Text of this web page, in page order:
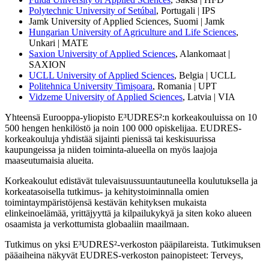
Polytechnic University of Setúbal, Portugali | IPS
Jamk University of Applied Sciences, Suomi | Jamk
Hungarian University of Agriculture and Life Sciences,
Unkari | MATE
Saxion University of Applied Sciences, Alankomaat |
SAXION
UCLL University of Applied Sciences, Belgia | UCLL
Politehnica University Timișoara, Romania | UPT
Vidzeme University of Applied Sciences, Latvia | VIA
Yhteensä Eurooppa-yliopisto E³UDRES²:n korkeakouluissa on 10
500 hengen henkilöstö ja noin 100 000 opiskelijaa. EUDRES-
korkeakouluja yhdistää sijainti pienissä tai keskisuurissa
kaupungeissa ja niiden toiminta-alueella on myös laajoja
maaseutumaisia alueita.
Korkeakoulut edistävät tulevaisuussuuntautuneella koulutuksella ja
korkeatasoisella tutkimus- ja kehitystoiminnalla omien
toimintaympäristöjensä kestävän kehityksen mukaista
elinkeinoelämää, yrittäjyyttä ja kilpailukykyä ja siten koko alueen
osaamista ja verkottumista globaaliin maailmaan.
Tutkimus on yksi E³UDRES²-verkoston pääpilareista. Tutkimuksen
pääaiheina näkyvät EUDRES-verkoston painopisteet: Terveys,